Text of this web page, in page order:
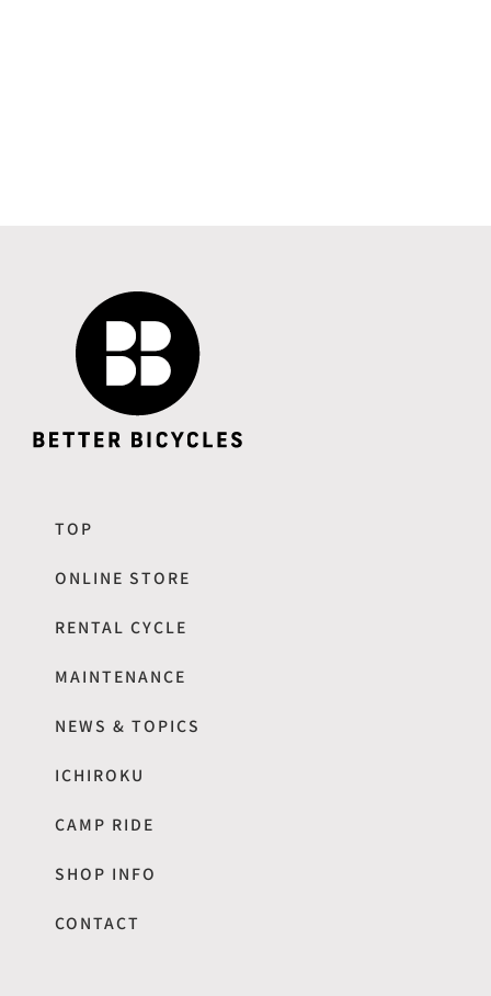
TOP
ONLINE STORE
RENTAL CYCLE
MAINTENANCE
NEWS & TOPICS
ICHIROKU
CAMP RIDE
SHOP INFO
CONTACT